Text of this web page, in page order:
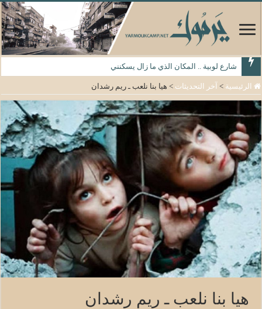
شارع لوبية .. المكان الذي ما زال يسكنني
الرئيسية > آخر التحديثات > هيا بنا نلعب ـ ريم رشدان
هيا بنا نلعب ـ ريم رشدان